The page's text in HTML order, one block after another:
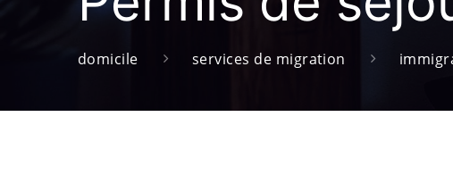
domicile services de migration